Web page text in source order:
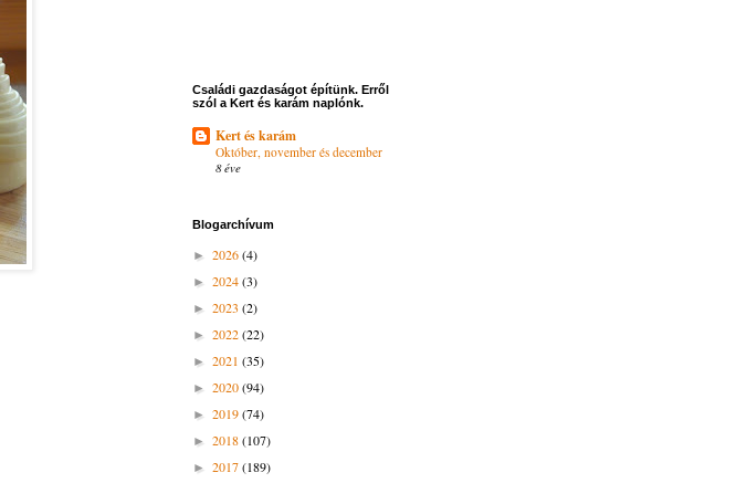
Családi gazdaságot építünk. Erről
szól a Kert és karám naplónk.
Kert és karám
Október, november és december
8 éve
Blogarchívum
► 2026(4)
► 2024(3)
► 2023 (2)
► 2022(22)
► 2021 (35)
► 2020(94)
► 2019(74)
► 2018(107)
► 2017(189)